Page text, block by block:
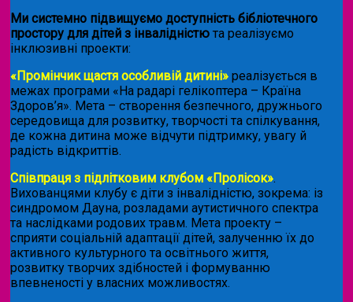
Ми системно підвищуємо доступність бібліотечного
простору для дітей з інвалідністю та реалізуємо
інклюзивні проекти:
«Промінчик щастя особливій дитині» реалізується в
межах програми «На радарі гелікоптера – Країна
Здоров’я». Мета – створення безпечного, дружнього
середовища для розвитку, творчості та спілкування,
де кожна дитина може відчути підтримку, увагу й
радість відкриттів.
Співпраця з підлітковим клубом «Пролісок».
Вихованцями клубу є діти з інвалідністю, зокрема: із
синдромом Дауна, розладами аутистичного спектра
та наслідками родових травм. Мета проекту –
сприяти соціальній адаптації дітей, залученню їх до
активного культурного та освітнього життя,
розвитку творчих здібностей і формуванню
впевненості у власних можливостях.